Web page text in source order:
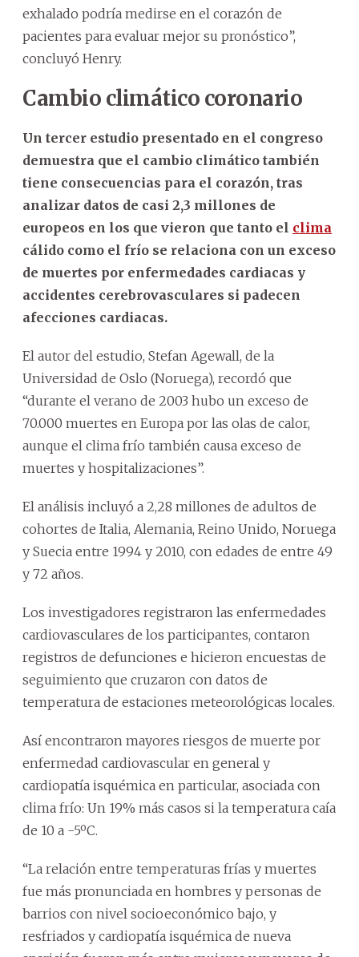
exhalado podría medirse en el corazón de
pacientes para evaluar mejor su pronóstico”,
concluyó Henry.
Cambio climático coronario
Un tercer estudio presentado en el congreso
demuestra que el cambio climático también
tiene consecuencias para el corazón, tras
analizar datos de casi 2,3 millones de
europeos en los que vieron que tanto el clima
cálido como el frío se relaciona con un exceso
de muertes por enfermedades cardiacas y
accidentes cerebrovasculares si padecen
afecciones cardiacas.
El autor del estudio, Stefan Agewall, de la
Universidad de Oslo (Noruega), recordó que
“durante el verano de 2003 hubo un exceso de
70.000 muertes en Europa por las olas de calor,
aunque el clima frío también causa exceso de
muertes y hospitalizaciones”.
El análisis incluyó a 2,28 millones de adultos de
cohortes de Italia, Alemania, Reino Unido, Noruega
y Suecia entre 1994 y 2010, con edades de entre 49
y 72 años.
Los investigadores registraron las enfermedades
cardiovasculares de los participantes, contaron
registros de defunciones e hicieron encuestas de
seguimiento que cruzaron con datos de
temperatura de estaciones meteorológicas locales.
Así encontraron mayores riesgos de muerte por
enfermedad cardiovascular en general y
cardiopatía isquémica en particular, asociada con
clima frío: Un 19% más casos si la temperatura caía
de 10 a -5ºC.
“La relación entre temperaturas frías y muertes
fue más pronunciada en hombres y personas de
barrios con nivel socioeconómico bajo, y
resfriados y cardiopatía isquémica de nueva